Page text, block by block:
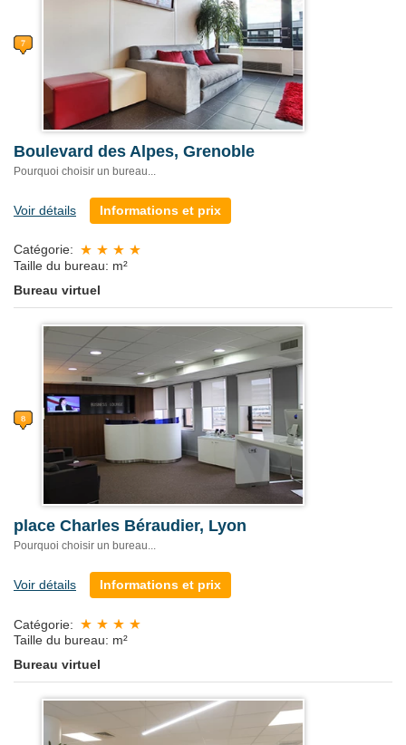
Boulevard des Alpes, Grenoble
Pourquoi choisir un bureau...
Voir détails Informations et prix
Catégorie:
Taille du bureau: m²
Bureau virtuel
place Charles Béraudier, Lyon
Pourquoi choisir un bureau...
Voir détails Informations et prix
Catégorie:
Taille du bureau: m²
Bureau virtuel